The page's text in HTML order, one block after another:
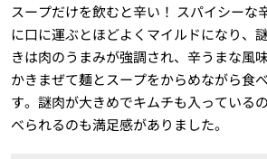
スープだけを飲むと辛い！ スパイシーな
に口に運ぶとほどよくマイルドになり、
きは肉のうまみが強調され、辛うまな風
かきまぜて麺とスープをからめながら食
す。謎肉が大きめでキムチも入っている
べられるのも満足感がありました。